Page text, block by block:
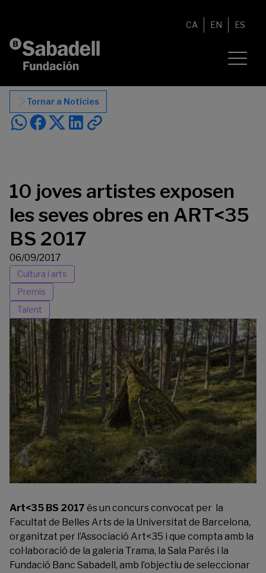
CA EN ES
Tornar a Notícies
10 joves artistes exposen
les seves obres en ART<35
BS 2017
06/09/2017
Cultura i arts
Premis
Talent
Art<35 BS 2017 és un concurs convocat per la
Facultat de Belles Arts de la Universitat de Barcelona,
organitzat per l’Associació Art<35 i que compta amb la
col·laboració de la galeria Trama, la Sala Parés i la
Fundació Banc Sabadell, amb l’objectiu de seleccionar